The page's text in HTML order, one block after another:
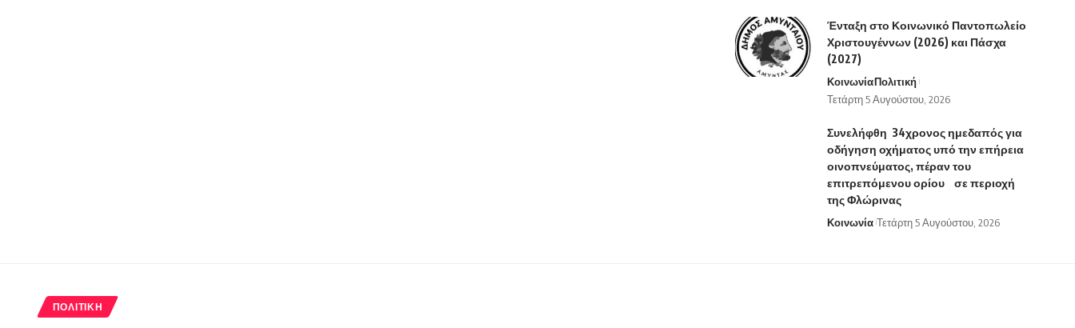
Ένταξη στο Κοινωνικό Παντοπωλείο
Χριστουγέννων (2026) και Πάσχα
(2027)
ΚοινωνίαΠολιτική
Τετάρτη 5 Αυγούστου, 2026
Συνελήφθη 34χρονος ημεδαπός για
οδήγηση οχήματος υπό την επήρεια
οινοπνεύματος, πέραν του
επιτρεπόμενου ορίου σε περιοχή
της Φλώρινας
Κοινωνία Τετάρτη 5 Αυγούστου, 2026
ΠΟΛΙΤΙΚΉ